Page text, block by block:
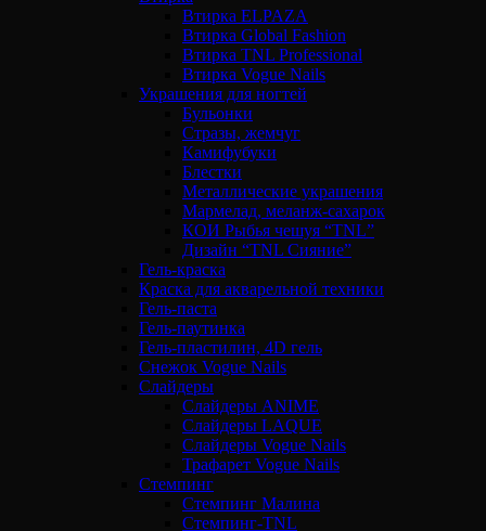
Втирка ELPAZA
Втирка Global Fashion
Втирка TNL Professional
Втирка Vogue Nails
Украшения для ногтей
Бульонки
Стразы, жемчуг
Камифубуки
Блестки
Металлические украшения
Мармелад, меланж-сахарок
КОИ Рыбья чешуя “TNL”
Дизайн “TNL Сияние”
Гель-краска
Краска для акварельной техники
Гель-паста
Гель-паутинка
Гель-пластилин, 4D гель
Снежок Vogue Nails
Слайдеры
Слайдеры ANIME
Слайдеры LAQUE
Слайдеры Vogue Nails
Трафарет Vogue Nails
Стемпинг
Стемпинг Малина
Стемпинг-TNL